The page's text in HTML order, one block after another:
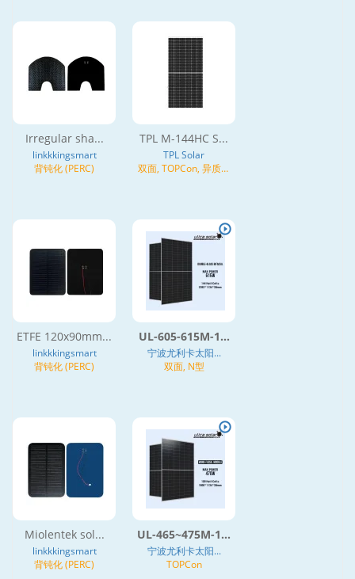
Irregular sha...
linkkkingsmart
背钝化 (PERC)
TPL M-144HC S...
TPL Solar
双面, TOPCon, 异质结
ETFE 120x90mm...
linkkkingsmart
背钝化 (PERC)
UL-605-615M-1...
宁波尤利卡太阳...
双面, N型
Miolentek sol...
linkkkingsmart
背钝化 (PERC)
UL-465~475M-1...
宁波尤利卡太阳...
TOPCon